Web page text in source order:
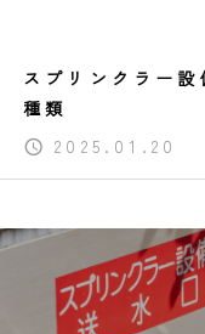
スプリンクラー設
種類
2025.01.20